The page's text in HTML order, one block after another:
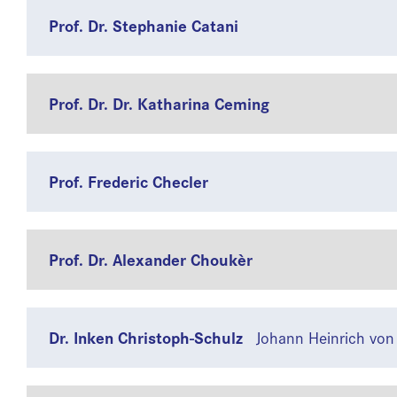
Prof. Dr. Stephanie Catani
Prof. Dr. Dr. Katharina Ceming
Prof. Frederic Checler
Prof. Dr. Alexander Choukèr
Dr. Inken Christoph-Schulz Johann Heinrich